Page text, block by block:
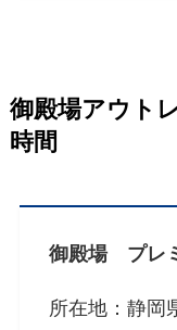
御殿場アウト
時間
御殿場 プレ
所在地：静岡